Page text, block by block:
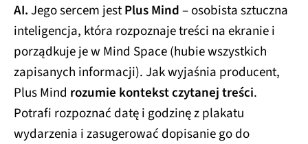
AI.Jego sercem jestPlus Mind– osobista sztuczna
inteligencja, która rozpoznaje treści na ekranie i
porządkuje je w Mind Space (hubie wszystkich
zapisanych informacji). Jak wyjaśnia producent,
Plus Mind rozumie kontekst czytanej treści.
Potrafi rozpoznać datę i godzinę z plakatu
wydarzenia i zasugerować dopisanie go do